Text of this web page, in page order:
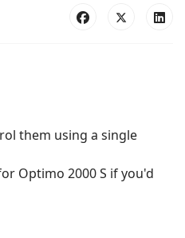
them using a single
Optimo 2000 S if you'd